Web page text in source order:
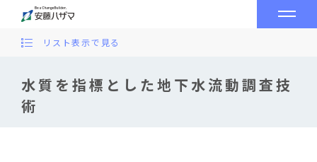
水質を指標とした地下水流動調査技
術
リスト表示で見る